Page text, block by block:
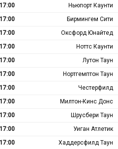
17:00
Ньюпорт Каунти
17:00
Бирмингем Сити
17:00
Оксфорд Юнайтед
17:00
Ноттс Каунти
17:00
Лутон Таун
17:00
Нортгемптон Таун
17:00
Честерфилд
17:00
Милтон-Кинс Донс
17:00
Шрусбери Таун
17:00
Уиган Атлетик
17:00
Хаддерсфилд Таун